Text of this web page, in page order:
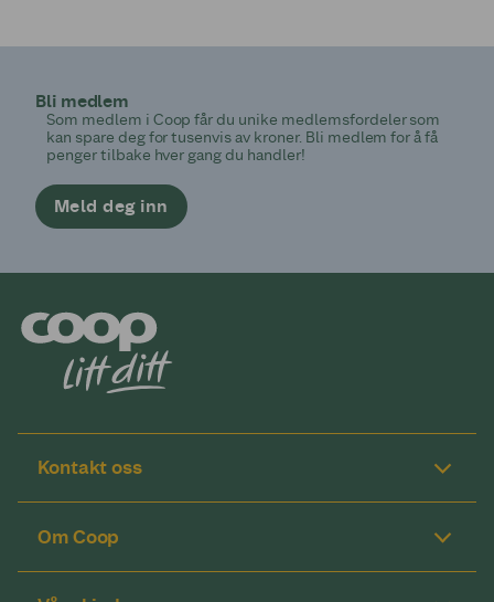
Bli medlem
Som medlem i Coop får du unike medlemsfordeler som
kan spare deg for tusenvis av kroner. Bli medlem for å få
penger tilbake hver gang du handler!
Meld deg inn
Kontakt oss
Om Coop